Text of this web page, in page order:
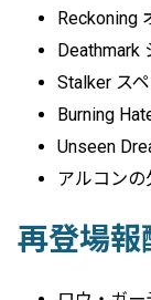
Reckoning
Deathmark
Stalker ス
Burning
Unseen
アルコンの
再登場報